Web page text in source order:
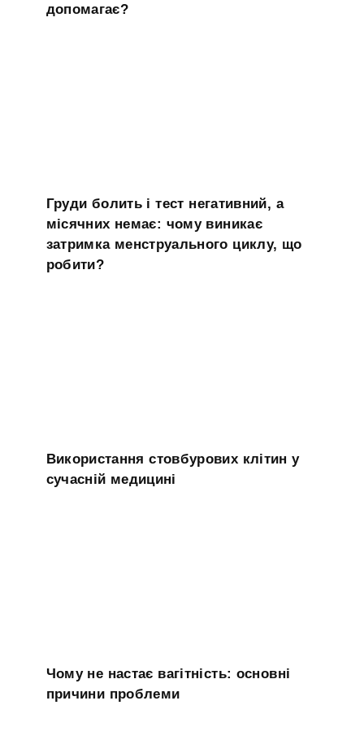
допомагає?
Груди болить і тест негативний, а
місячних немає: чому виникає
затримка менструального циклу, що
робити?
Використання стовбурових клітин у
сучасній медицині
Чому не настає вагітність: основні
причини проблеми